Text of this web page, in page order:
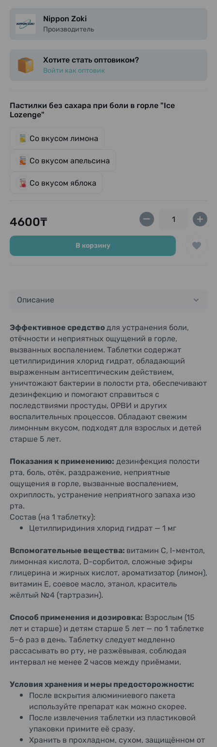
прямых солнечных лучей месте.
Хранить в недоступном для детей месте.
изменению качества препарата).
Nippon Zoki
Производитель
Хотите стать оптовиком?
Войти как оптовик
Пастилки без сахара при боли в горле "Ice
Lozenge"
Со вкусом лимона
Со вкусом апельсина
Со вкусом яблока
4600₸
В корзину
Описание
Эффективное средство для устранения боли,
отёчности и неприятных ощущений в горле,
вызванных воспалением. Таблетки содержат
цетилпиридиния хлорид гидрат, обладающий
выраженным антисептическим действием,
уничтожают бактерии в полости рта, обеспечивают
дезинфекцию и помогают справиться с
последствиями простуды, ОРВИ и других
воспалительных процессов. Обладают свежим
лимонным вкусом, подходят для взрослых и детей
старше 5 лет.
Показания к применению: дезинфекция полости
рта, боль, отёк, раздражение, неприятные
ощущения в горле, вызванные воспалением,
охриплость, устранение неприятного запаха изо
рта.
Состав (на 1 таблетку):
Цетилпиридиния хлорид гидрат — 1 мг
Вспомогательные вещества: витамин С, l-ментол,
лимонная кислота, D-сорбитол, сложные эфиры
глицерина и жирных кислот, ароматизатор (лимон),
витамин Е, соевое масло, этанол, краситель
жёлтый №4 (тартразин).
Способ применения и дозировка: Взрослым (15
лет и старше) и детям старше 5 лет — по 1 таблетке
5–6 раз в день. Таблетку следует медленно
рассасывать во рту, не разжёвывая, соблюдая
интервал не менее 2 часов между приёмами.
Условия хранения и меры предосторожности:
После вскрытия алюминиевого пакета
используйте препарат как можно скорее.
После извлечения таблетки из пластиковой
упаковки примите её сразу.
Хранить в прохладном, сухом, защищённом от